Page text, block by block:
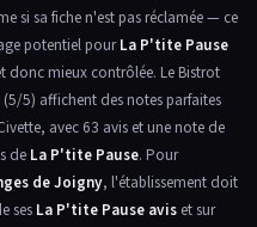
si sa fiche n'est pas réclamée — ce
potentiel pourLa P'tite Pause
donc mieux contrôlée. Le Bistrot
(5/5) affichent des notes parfaites
avec 63 avis et une note de
de La P'tite Pause. Pour
de Joigny, l'établissement doit
ses La P'tite Pause avis et sur